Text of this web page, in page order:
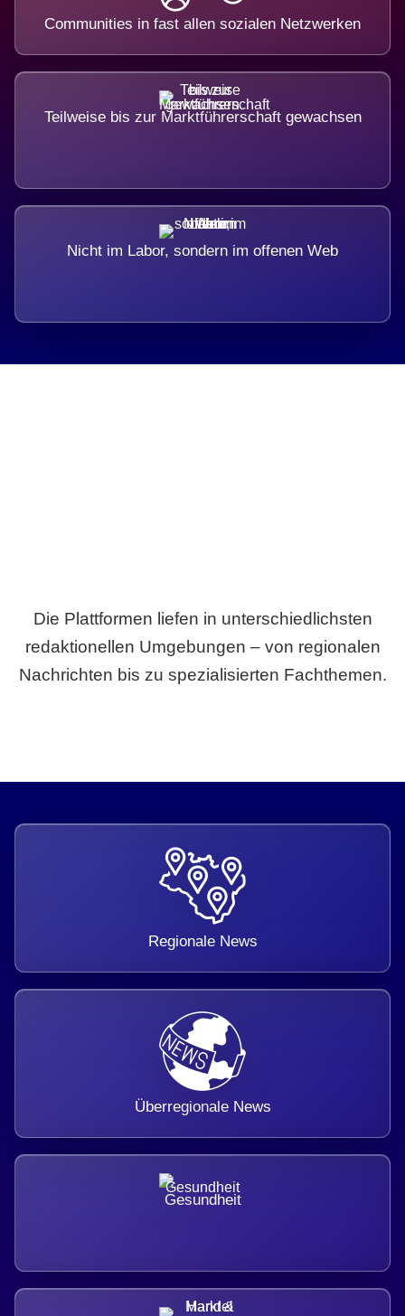
Communities in fast allen sozialen Netzwerken
Teilweise bis zur Marktführerschaft gewachsen
Nicht im Labor, sondern im offenen Web
Die Plattformen liefen in unterschiedlichsten
redaktionellen Umgebungen – von regionalen
Nachrichten bis zu spezialisierten Fachthemen.
Regionale News
Überregionale News
Gesundheit